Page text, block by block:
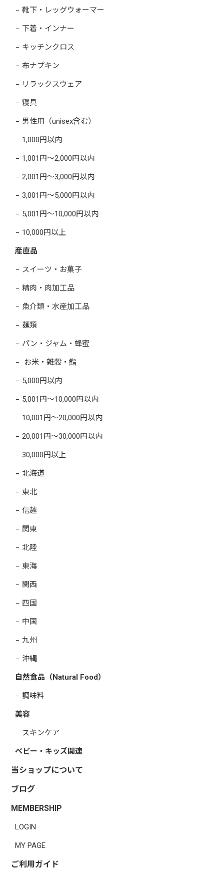
靴下・レッグウォーマー
下着・インナー
キッチンクロス
布ナプキン
リラックスウェア
寝具
男性用（unisex含む）
1,000円以内
1,001円～2,000円以内
2,001円～3,000円以内
3,001円～5,000円以内
5,001円～10,000円以内
10,000円以上
産直品
スイーツ・お菓子
精肉・肉加工品
魚介類・水産加工品
麺類
パン・ジャム・蜂蜜
お米・雑穀・鮨
5,000円以内
5,001円～10,000円以内
10,001円～20,000円以内
20,001円～30,000円以内
30,000円以上
北海道
東北
信越
関東
北陸
東海
関西
四国
中国
九州
沖縄
自然食品（Natural Food）
調味料
美容
スキンケア
ベビー・キッズ関連
当ショップについて
ブログ
MEMBERSHIP
LOGIN
MY PAGE
ご利用ガイド